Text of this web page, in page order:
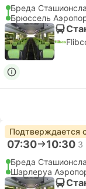
Бреда
Брюссель
Подтверждается
07:30 10:30 3
Бреда
Шарлеруа